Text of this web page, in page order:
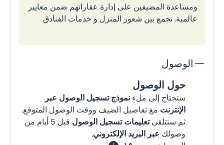
ومساعدة المضيفين على إدارة عقاراتهم ضمن معايير
عالمية. نجمع بين شعور المنزل و خدمات الفنادق
الوصول
حول الوصول
ستحتاج إلى ملء نموذج تسجيل الوصول عبر
الإنترنت مع تفاصيل الضيف ووقت الوصول المتوقع.
ثم ستتلقىتعليمات تسجيل الوصول
قبل 5 أيام من
وصولك عبر البريد الإلكتروني.